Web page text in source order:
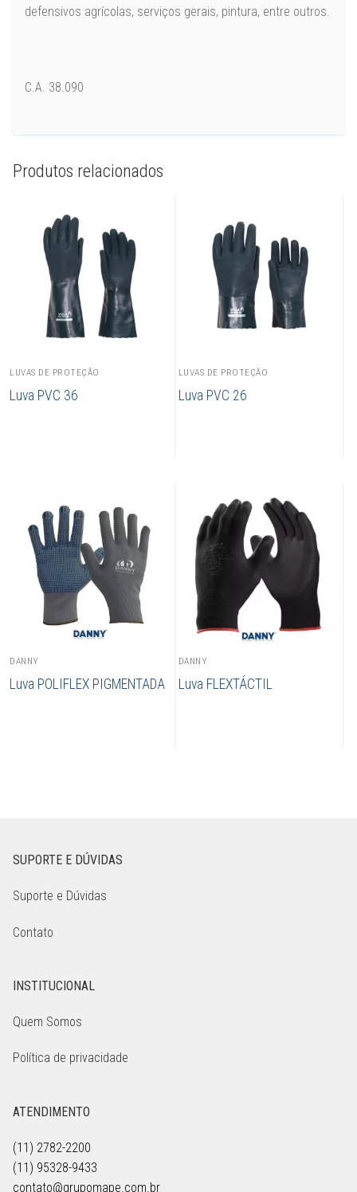
defensivos agrícolas, serviços gerais, pintura, entre outros.
C.A. 38.090
Produtos relacionados
LUVAS DE PROTEÇÃO
Luva PVC 36
LUVAS DE PROTEÇÃO
Luva PVC 26
DANNY
Luva POLIFLEX PIGMENTADA
DANNY
Luva FLEXTÁCTIL
SUPORTE E DÚVIDAS
Suporte e Dúvidas
Contato
INSTITUCIONAL
Quem Somos
Política de privacidade
ATENDIMENTO
(11) 2782-2200
(11) 95328-9433
contato@grupomape.com.br